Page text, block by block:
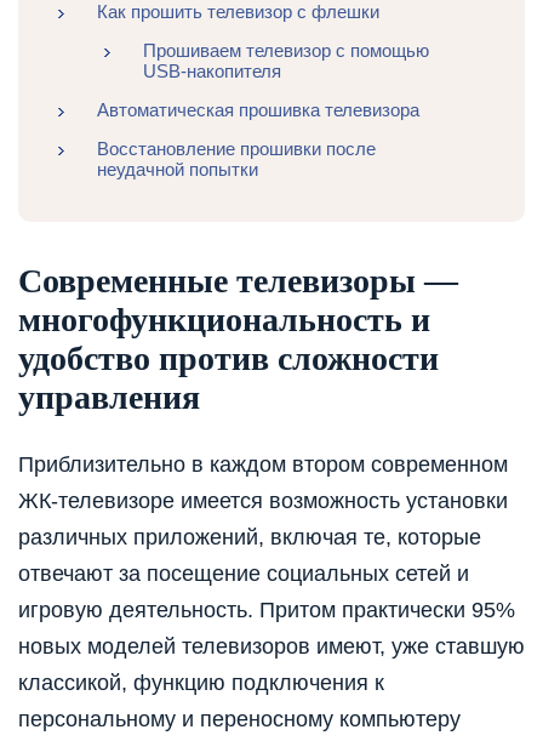
Как прошить телевизор с флешки
Прошиваем телевизор с помощью
USB-накопителя
Автоматическая прошивка телевизора
Восстановление прошивки после
неудачной попытки
Современные телевизоры —
многофункциональность и
удобство против сложности
управления
Приблизительно в каждом втором современном
ЖК-телевизоре имеется возможность установки
различных приложений, включая те, которые
отвечают за посещение социальных сетей и
игровую деятельность. Притом практически 95%
новых моделей телевизоров имеют, уже ставшую
классикой, функцию подключения к
персональному и переносному компьютеру